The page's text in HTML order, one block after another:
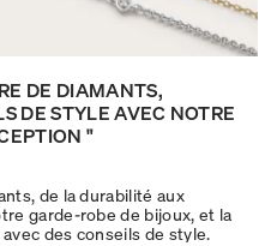
DE DIAMANTS,
DE STYLE AVEC NOTRE
"
de la durabilité aux
garde-robe de bijoux, et la
des conseils de style.